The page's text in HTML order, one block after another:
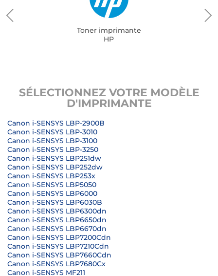
Toner imprimante
HP
SÉLECTIONNEZ VOTRE MODÈLE
D'IMPRIMANTE
Canon i-SENSYS LBP-2900B
Canon i-SENSYS LBP-3010
Canon i-SENSYS LBP-3100
Canon i-SENSYS LBP-3250
Canon i-SENSYS LBP251dw
Canon i-SENSYS LBP252dw
Canon i-SENSYS LBP253x
Canon i-SENSYS LBP5050
Canon i-SENSYS LBP6000
Canon i-SENSYS LBP6030B
Canon i-SENSYS LBP6300dn
Canon i-SENSYS LBP6650dn
Canon i-SENSYS LBP6670dn
Canon i-SENSYS LBP7200Cdn
Canon i-SENSYS LBP7210Cdn
Canon i-SENSYS LBP7660Cdn
Canon i-SENSYS LBP7680Cx
Canon i-SENSYS MF211